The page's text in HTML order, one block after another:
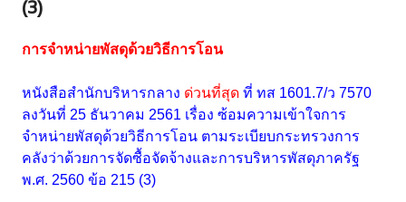
(3)
การจำหน่ายพัสดุด้วยวิธีการโอน
หนังสือสำนักบริหารกลาง ด่วนที่สุด ที่ ทส 1601.7/ว 7570
ลงวันที่ 25 ธันวาคม 2561 เรื่อง ซ้อมความเข้าใจการ
จำหน่ายพัสดุด้วยวิธีการโอน ตามระเบียบกระทรวงการ
คลังว่าด้วยการจัดซื้อจัดจ้างและการบริหารพัสดุภาครัฐ
พ.ศ. 2560 ข้อ 215 (3)